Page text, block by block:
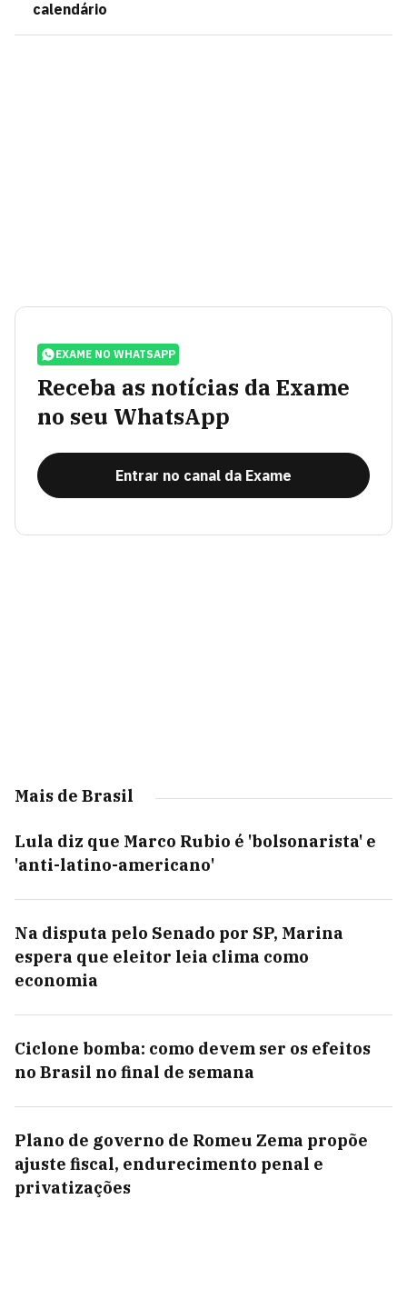
calendário
EXAME NO WHATSAPP
Receba as notícias da Exame
no seu WhatsApp
Entrar no canal da Exame
Mais de Brasil
Lula diz que Marco Rubio é 'bolsonarista' e
'anti-latino-americano'
Na disputa pelo Senado por SP, Marina
espera que eleitor leia clima como
economia
Ciclone bomba: como devem ser os efeitos
no Brasil no final de semana
Plano de governo de Romeu Zema propõe
ajuste fiscal, endurecimento penal e
privatizações